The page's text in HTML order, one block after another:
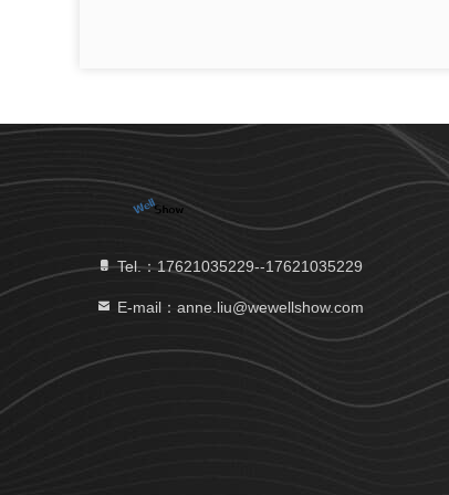
Tel.：17621035229--17621035229
E-mail：anne.liu@wewellshow.com